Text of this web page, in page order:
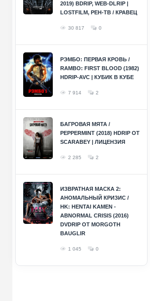
2019) BDRIP, WEB-DLRIP |
LOSTFILM, РЕН-ТВ / КРАВЕЦ
30 817 0
РЭМБО: ПЕРВАЯ КРОВЬ /
RAMBO: FIRST BLOOD (1982)
HDRIP-AVC | КУБИК В КУБЕ
7 914 2
БАГРОВАЯ МЯТА /
PEPPERMINT (2018) HDRIP ОТ
SCARABEY | ЛИЦЕНЗИЯ
2 285 2
ИЗВРАТНАЯ МАСКА 2:
АНОМАЛЬНЫЙ КРИЗИС /
HK: HENTAI KAMEN -
ABNORMAL CRISIS (2016)
DVDRIP ОТ MORGOTH
BAUGLIR
1 045 0